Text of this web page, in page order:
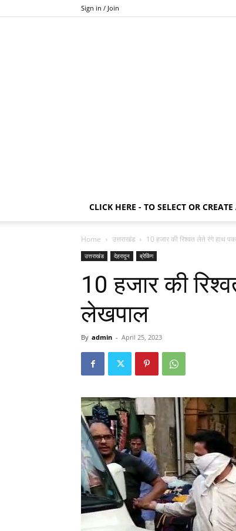
Sign in / Join
CLICK HERE - TO SELECT OR
Home उत्तराखंड 10 हजार की रिश्वत लेते रंगे हाथ
उत्तराखंड देहरादून ब्रेकिंग
10 हजार की
लेखपाल
By admin - April 25, 2023